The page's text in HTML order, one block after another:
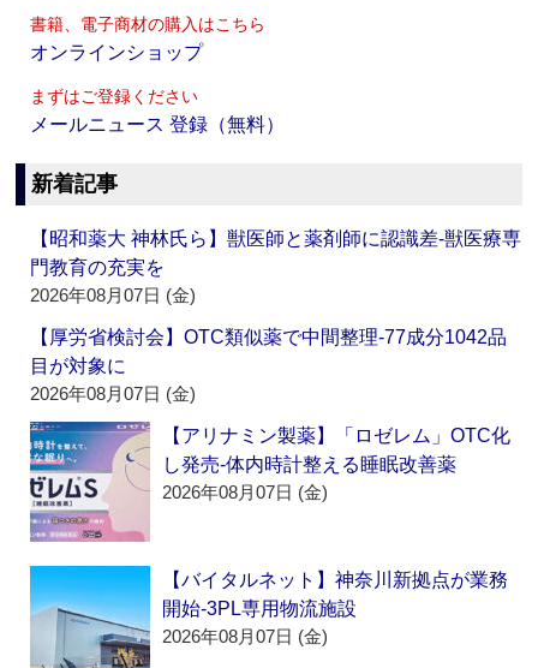
書籍、電子商材の購入はこちら
オンラインショップ
まずはご登録ください
メールニュース 登録（無料）
新着記事
【昭和薬大 神林氏ら】獣医師と薬剤師に認識差‐獣医療専
門教育の充実を
2026年08月07日 (金)
【厚労省検討会】OTC類似薬で中間整理‐77成分1042品
目が対象に
2026年08月07日 (金)
【アリナミン製薬】「ロゼレム」OTC化
し発売‐体内時計整える睡眠改善薬
2026年08月07日 (金)
【バイタルネット】神奈川新拠点が業務
開始‐3PL専用物流施設
2026年08月07日 (金)